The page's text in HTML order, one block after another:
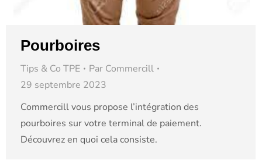
Pourboires
Tips & Co TPE Par Commercill
29 septembre 2023
Commercill vous propose l’intégration des
pourboires sur votre terminal de paiement.
Découvrez en quoi cela consiste.